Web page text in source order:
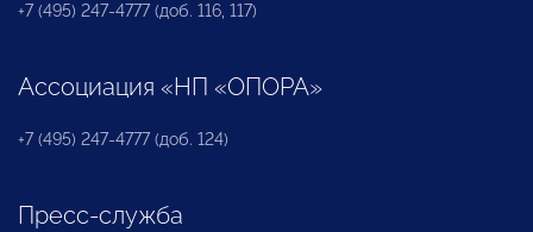
+7 (495) 247-4777 (доб. 116, 117)
Ассоциация «НП «ОПОРА»
+7 (495) 247-4777 (доб. 124)
Пресс-служба